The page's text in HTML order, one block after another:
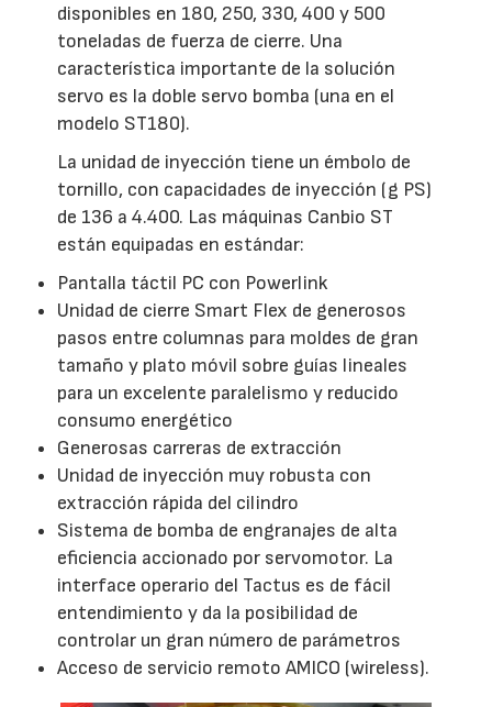
disponibles en 180, 250, 330, 400 y 500
toneladas de fuerza de cierre. Una
característica importante de la solución
servo es la doble servo bomba (una en el
modelo ST180).
La unidad de inyección tiene un émbolo de
tornillo, con capacidades de inyección (g PS)
de 136 a 4.400. Las máquinas Canbio ST
están equipadas en estándar:
Pantalla táctil PC con Powerlink
Unidad de cierre Smart Flex de generosos
pasos entre columnas para moldes de gran
tamaño y plato móvil sobre guías lineales
para un excelente paralelismo y reducido
consumo energético
Generosas carreras de extracción
Unidad de inyección muy robusta con
extracción rápida del cilindro
Sistema de bomba de engranajes de alta
eficiencia accionado por servomotor. La
interface operario del Tactus es de fácil
entendimiento y da la posibilidad de
controlar un gran número de parámetros
Acceso de servicio remoto AMICO (wireless).